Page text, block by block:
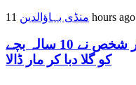
منڈی بہاؤالدین 11 hours ago
بادشاہ پور: معمولی تنازع پر بااثر شخص نے 10 سالہ بچے
کو گلا دبا کر مار ڈالا